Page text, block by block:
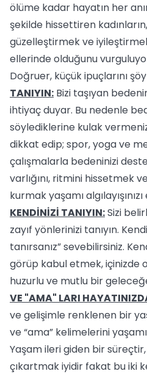
ölüme kadar hayatın her
şekilde hissettiren
güzelleştirmek ve
ellerinde olduğunu
Doğruer, küçük ipuçlarını
TANIYIN: Bizi taşıyan
ihtiyaç duyar. Bu nedenle
söylediklerine kulak
dikkat edip; spor, yoga ve
çalışmalarla bedeninizi
varlığını, ritmini hissetmek
kurmak yaşamı
KENDİNİZİ TANIYIN:Sizi
zayıf yönlerinizi tanıyın.
tanırsanız” sevebilirsiniz.
görüp kabul etmek, içinizde
huzurlu ve mutlu bir
VE "AMA" LARI
ve gelişimle renklenen bir
ve “ama” kelimelerini
Yaşam ileri giden bir
çıkartmak iyidir fakat bu iki